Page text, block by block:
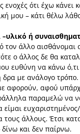
ενοχές ότι έχω
μου – κάτι θέλω
ή
τον άλλο
ο άλλος δε θα
ευθύνη να κάνω
δρα με ανάλογο
αφορούν, αφού
παραμελώ να
τους άλλους. Έτσι
και δεν παίρνω.